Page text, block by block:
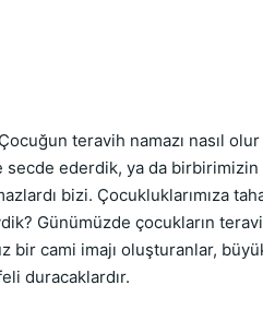
teravih namazı nasıl
ederdik, ya da birbirimizin
bizi. Çocukluklarımıza
Günümüzde çocukların
cami imajı oluşturanlar,
duracaklardır.